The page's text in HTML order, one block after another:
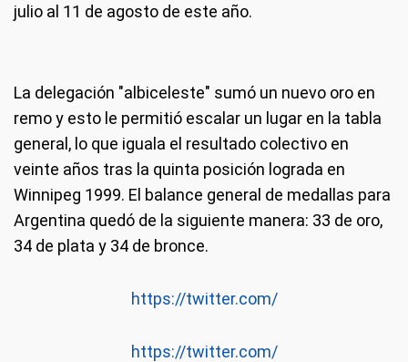
julio al 11 de agosto de este año.
La delegación "albiceleste" sumó un nuevo oro en
remo y esto le permitió escalar un lugar en la tabla
general, lo que iguala el resultado colectivo en
veinte años tras la quinta posición lograda en
Winnipeg 1999. El balance general de medallas para
Argentina quedó de la siguiente manera: 33 de oro,
34 de plata y 34 de bronce.
https://twitter.com/
https://twitter.com/